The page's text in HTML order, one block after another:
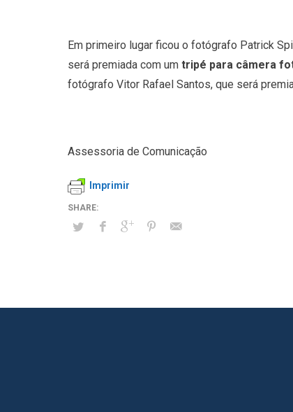
Em primeiro lugar ficou o fotógrafo Patrick
será premiada com um tripé para câmera
fotógrafo Vitor Rafael Santos, que será
Assessoria de Comunicação
Imprimir